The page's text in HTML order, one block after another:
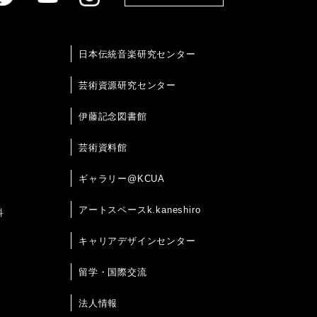
日本伝統音楽研究センター
芸術資源研究センター
伊藤記念図書館
芸術資料館
ギャラリー@KCUA
アートスペースk.kaneshiro
キャリアデザインセンター
留学・国際交流
法人情報